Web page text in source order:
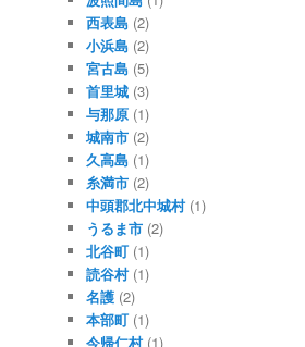
西表島 (2)
小浜島 (2)
宮古島 (5)
首里城 (3)
与那原 (1)
城南市 (2)
久高島 (1)
糸満市 (2)
中頭郡北中城村(1)
うるま市 (2)
北谷町 (1)
読谷村(1)
名護 (2)
本部町 (1)
今帰仁村(1)